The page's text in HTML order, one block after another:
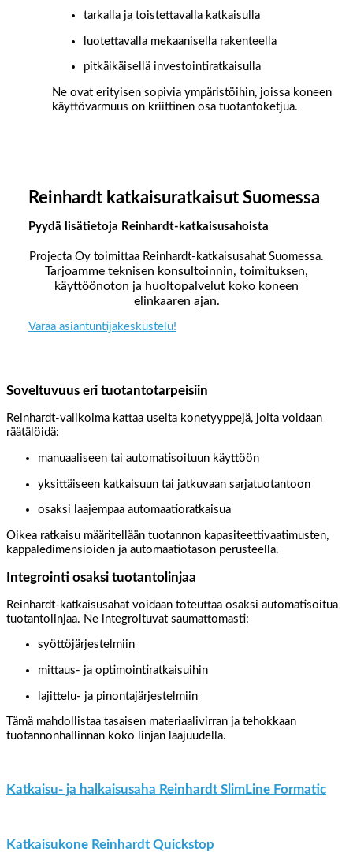
tarkalla ja toistettavalla katkaisulla
luotettavalla mekaanisella rakenteella
pitkäikäisellä investointiratkaisulla
Ne ovat erityisen sopivia ympäristöihin, joissa koneen
käyttövarmuus on kriittinen osa tuotantoketjua.
Reinhardt katkaisuratkaisut Suomessa
Pyydä lisätietoja Reinhardt-katkaisusahoista
Projecta Oy toimittaa Reinhardt-katkaisusahat Suomessa.
Tarjoamme teknisen konsultoinnin, toimituksen,
käyttöönoton ja huoltopalvelut koko koneen
elinkaaren ajan.
Varaa asiantuntijakeskustelu!
Soveltuvuus eri tuotantotarpeisiin
Reinhardt-valikoima kattaa useita konetyyppejä, joita voidaan
räätälöidä:
manuaaliseen tai automatisoituun käyttöön
yksittäiseen katkaisuun tai jatkuvaan sarjatuotantoon
osaksi laajempaa automaatioratkaisua
Oikea ratkaisu määritellään tuotannon kapasiteettivaatimusten,
kappaledimensioiden ja automaatiotason perusteella.
Integrointi osaksi tuotantolinjaa
Reinhardt-katkaisusahat voidaan toteuttaa osaksi automatisoitua
tuotantolinjaa. Ne integroituvat saumattomasti:
syöttöjärjestelmiin
mittaus- ja optimointiratkaisuihin
lajittelu- ja pinontajärjestelmiin
Tämä mahdollistaa tasaisen materiaalivirran ja tehokkaan
tuotannonhallinnan koko linjan laajuudella.
Katkaisu- ja halkaisusaha Reinhardt SlimLine Formatic
Katkaisukone Reinhardt Quickstop